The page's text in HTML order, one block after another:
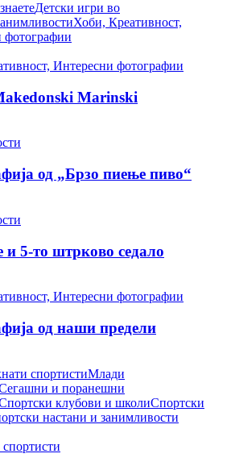
Детски игри во
Хоби, Креативност,
фотографии
Интересни фотографии
Marinski
од „Брзо пиење пиво“
и 5-то штрково седало
Интересни фотографии
од наши предели
спортистиМлади
и поранешни
клубови и школиСпортски
настани и занимливости